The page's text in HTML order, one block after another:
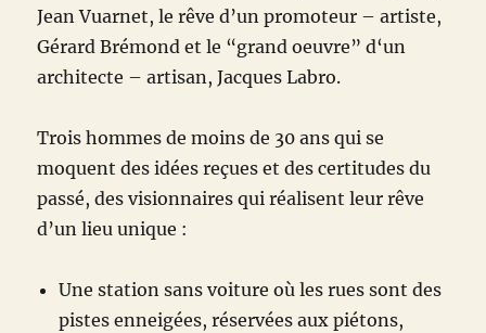
Jean Vuarnet, le rêve d’un promoteur – artiste,
Gérard Brémond et le “grand oeuvre” d‘un
architecte – artisan, Jacques Labro.
Trois hommes de moins de 30 ans qui se
moquent des idées reçues et des certitudes du
passé, des visionnaires qui réalisent leur rêve
d’un lieu unique :
Une station sans voiture où les rues sont des
pistes enneigées, réservées aux piétons,